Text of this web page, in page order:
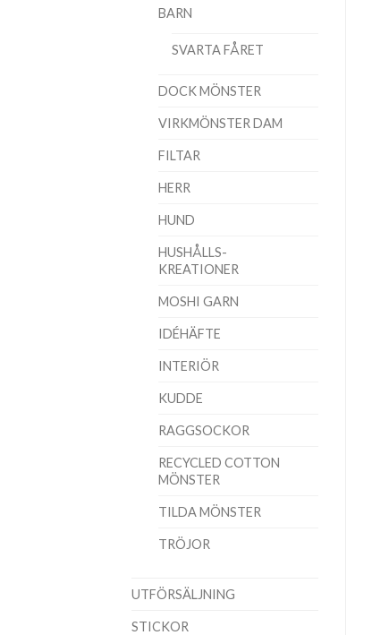
BARN
SVARTA FÅRET
DOCK MÖNSTER
VIRKMÖNSTER DAM
FILTAR
HERR
HUND
HUSHÅLLS-
KREATIONER
MOSHI GARN
IDÉHÄFTE
INTERIÖR
KUDDE
RAGGSOCKOR
RECYCLED COTTON
MÖNSTER
TILDA MÖNSTER
TRÖJOR
UTFÖRSÄLJNING
STICKOR